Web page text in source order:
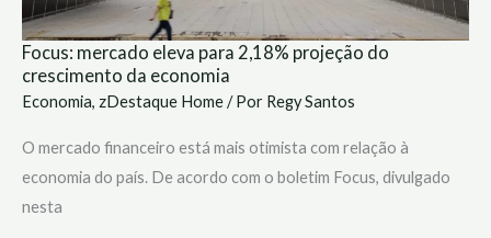
Focus: mercado eleva para 2,18% projeção do
crescimento da economia
Economia, zDestaque Home/ Por Regy Santos
O mercado financeiro está mais otimista com relação à
economia do país. De acordo com o boletim Focus, divulgado
nesta